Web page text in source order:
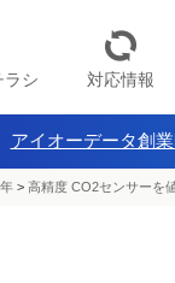
ラシ 対応情報
アイオーデータ創
> 高精度 CO2センサーを